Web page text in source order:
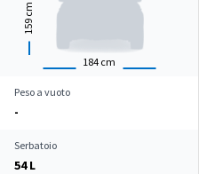
184 cm
159
cm
Peso a vuoto
-
Serbatoio
54 L